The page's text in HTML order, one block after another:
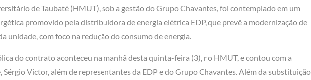
de Taubaté (HMUT), sob a gestão do Grupo Chavantes, foi contemplado em um
promovido pela distribuidora de energia elétrica EDP, que prevê a modernização de
unidade, com foco na redução do consumo de energia.
do contrato aconteceu na manhã desta quinta-feira (3), no HMUT, e contou com a
Sérgio Victor, além de representantes da EDP e do Grupo Chavantes. Além da substituição